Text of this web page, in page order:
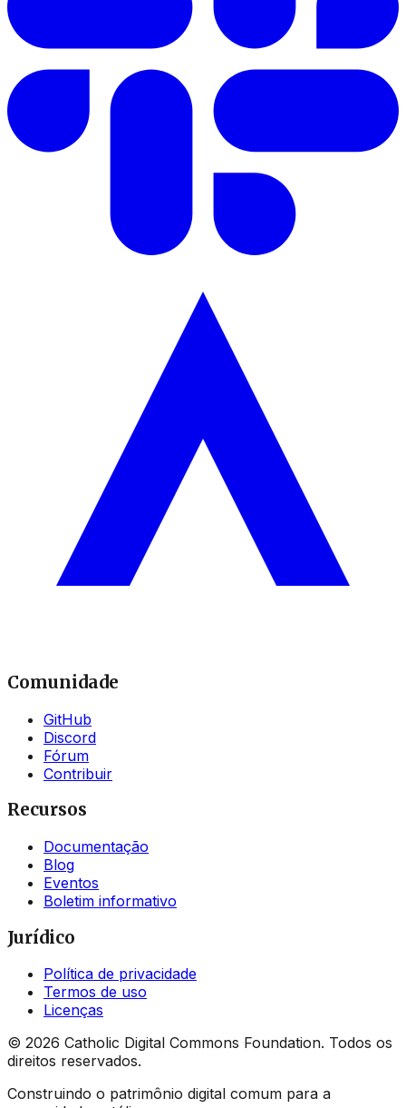
Comunidade
GitHub
Discord
Fórum
Contribuir
Recursos
Documentação
Blog
Eventos
Boletim informativo
Jurídico
Política de privacidade
Termos de uso
Licenças
© 2026 Catholic Digital Commons Foundation. Todos os
direitos reservados.
Construindo o patrimônio digital comum para a